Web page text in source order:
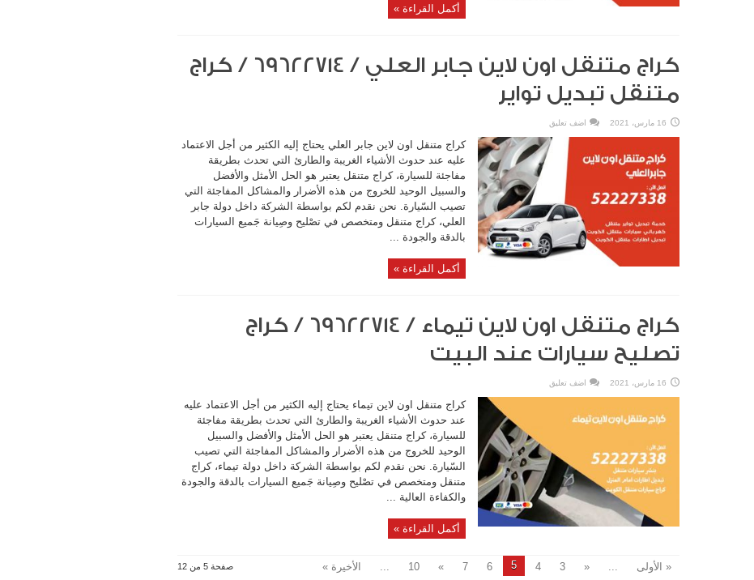
أكمل القراءة »
كراج متنقل اون لاين جابر العلي / 69622714‬ / كراج
متنقل تبديل تواير
16 مارس، 2021 اضف تعليق
كراج متنقل اون لاين جابر العلي يحتاج إليه الكثير من أجل الاعتماد
عليه عند حدوث الأشياء الغريبة والطارئ التي تحدث بطريقة
مفاجئة للسيارة، كراج متنقل يعتبر هو الحل الأمثل والأفضل
والسبيل الوحيد للخروج من هذه الأضرار والمشاكل المفاجئة التي
تصيب السّيارة. نحن نقدم لكم بواسطة الشركة داخل دولة جابر
العلي، كراج متنقل ومتخصص في تصْليح وصِيانة جَميع السيارات
بالدقة والجودة ...
أكمل القراءة »
كراج متنقل اون لاين تيماء / 69622714‬ / كراج
تصليح سيارات عند البيت
16 مارس، 2021 اضف تعليق
كراج متنقل اون لاين تيماء يحتاج إليه الكثير من أجل الاعتماد عليه
عند حدوث الأشياء الغريبة والطارئ التي تحدث بطريقة مفاجئة
للسيارة، كراج متنقل يعتبر هو الحل الأمثل والأفضل والسبيل
الوحيد للخروج من هذه الأضرار والمشاكل المفاجئة التي تصيب
السّيارة. نحن نقدم لكم بواسطة الشركة داخل دولة تيماء، كراج
متنقل ومتخصص في تصْليح وصِيانة جَميع السيارات بالدقة والجودة
والكفاءة العالية ...
أكمل القراءة »
صفحة 5 من 12 « الأولى ...
«
3
4
5
6
7
»
10
... الأخيرة »